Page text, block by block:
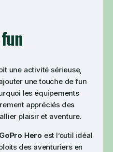
une activité sérieuse,
une touche de fun
les équipements
appréciés des
plaisir et aventure.
Hero est l’outil idéal
des aventuriers en